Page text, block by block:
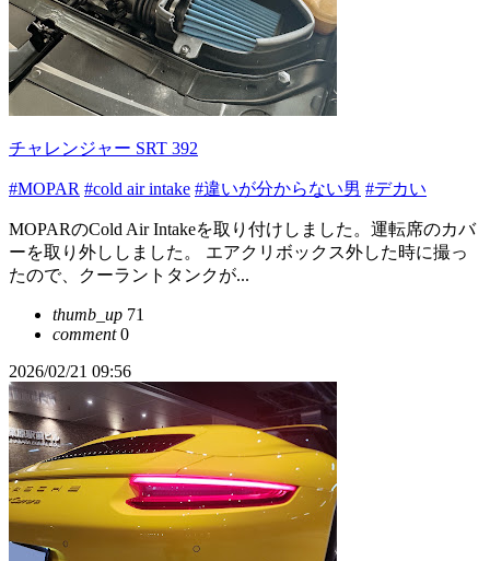
チャレンジャー SRT 392
#MOPAR #cold air intake #違いが分からない男 #デカい
MOPARのCold Air Intakeを取り付けしました。運転席のカバ
ーを取り外ししました。 エアクリボックス外した時に撮っ
たので、クーラントタンクが...
thumb_up 71
comment0
2026/02/21 09:56